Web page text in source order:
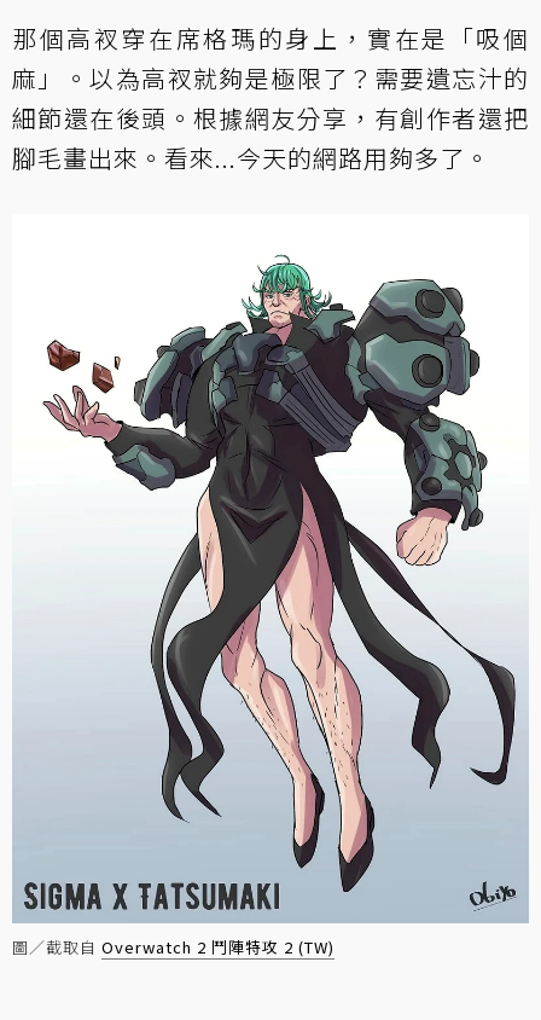
那個高衩穿在席格瑪的身上，實在是「吸個
麻」。以為高衩就夠是極限了？需要遺忘汁的
細節還在後頭。根據網友分享，有創作者還把
腳毛畫出來。看來...今天的網路用夠多了。
圖／截取自 Overwatch 2 鬥陣特攻 2 (TW)